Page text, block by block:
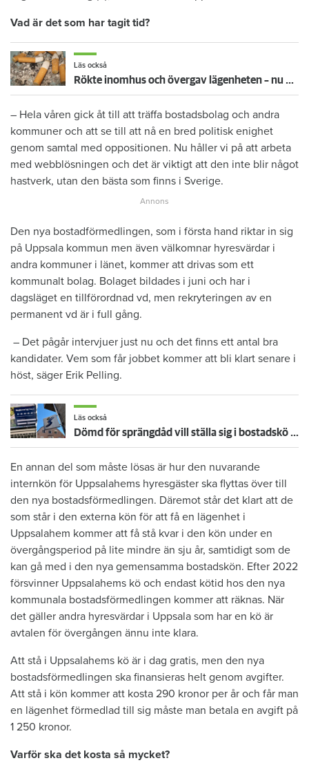
Vad är det som har tagit tid?
Läs också
Rökte inomhus och övergav lägenheten – nu kräver värden honom på 100 000 kronor
– Hela våren gick åt till att träffa bostadsbolag och andra
kommuner och att se till att nå en bred politisk enighet
genom samtal med oppositionen. Nu håller vi på att arbeta
med webblösningen och det är viktigt att den inte blir något
hastverk, utan den bästa som finns i Sverige.
Den nya bostadförmedlingen, som i första hand riktar in sig
på Uppsala kommun men även välkomnar hyresvärdar i
andra kommuner i länet, kommer att drivas som ett
kommunalt bolag. Bolaget bildades i juni och har i
dagsläget en tillförordnad vd, men rekryteringen av en
permanent vd är i full gång.
– Det pågår intervjuer just nu och det finns ett antal bra
kandidater. Vem som får jobbet kommer att bli klart senare i
höst, säger Erik Pelling.
Läs också
Dömd för sprängdåd vill ställa sig i bostadskö – nekas att ringa hyresvärdar
En annan del som måste lösas är hur den nuvarande
internkön för Uppsalahems hyresgäster ska flyttas över till
den nya bostadsförmedlingen. Däremot står det klart att de
som står i den externa kön för att få en lägenhet i
Uppsalahem kommer att få stå kvar i den kön under en
övergångsperiod på lite mindre än sju år, samtidigt som de
kan gå med i den nya gemensamma bostadskön. Efter 2022
försvinner Uppsalahems kö och endast kötid hos den nya
kommunala bostadsförmedlingen kommer att räknas. När
det gäller andra hyresvärdar i Uppsala som har en kö är
avtalen för övergången ännu inte klara.
Att stå i Uppsalahems kö är i dag gratis, men den nya
bostadsförmedlingen ska finansieras helt genom avgifter.
Att stå i kön kommer att kosta 290 kronor per år och får man
en lägenhet förmedlad till sig måste man betala en avgift på
1 250 kronor.
Varför ska det kosta så mycket?